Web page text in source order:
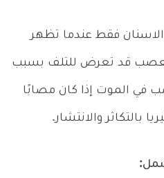
فقط عندما تظهر
قد تعرض للتلف بسبب
في الموت إذا كان مصابًا
بالتكاثر والانتشار.